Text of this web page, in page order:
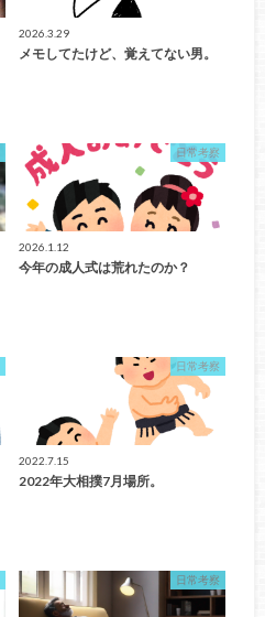
2026.3.29
メモしてたけど、覚えてない男。
日常考察
2026.1.12
今年の成人式は荒れたのか？
日常考察
2022.7.15
2022年大相撲7月場所。
日常考察